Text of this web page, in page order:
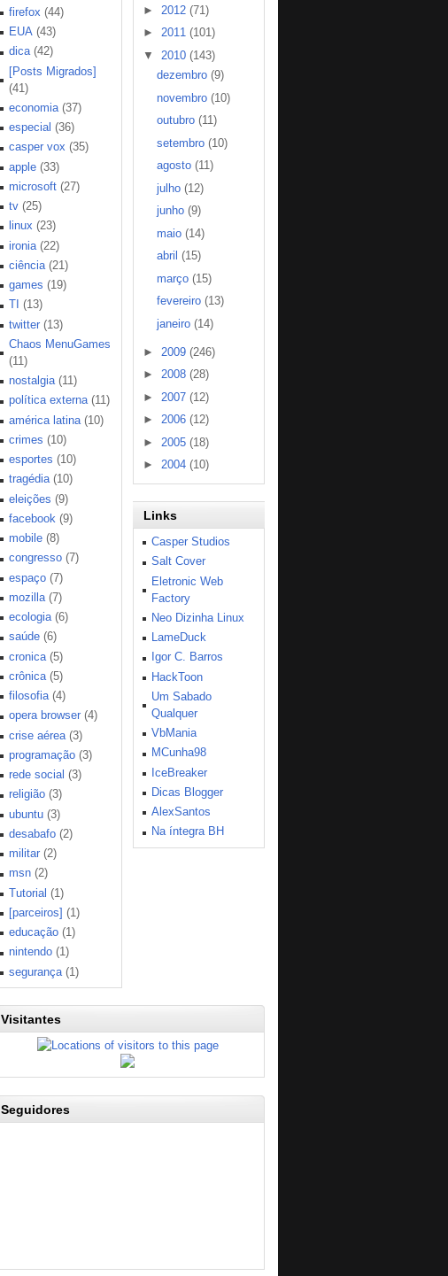
firefox (44)
EUA (43)
dica (42)
[Posts Migrados]
(41)
economia (37)
especial (36)
casper vox (35)
apple (33)
microsoft (27)
tv (25)
linux (23)
ironia (22)
ciência (21)
games (19)
TI (13)
twitter (13)
Chaos MenuGames
(11)
nostalgia (11)
política externa (11)
américa latina (10)
crimes (10)
esportes (10)
tragédia (10)
eleições (9)
facebook (9)
mobile (8)
congresso (7)
espaço (7)
mozilla (7)
ecologia (6)
saúde (6)
cronica (5)
crônica (5)
filosofia (4)
opera browser (4)
crise aérea (3)
programação (3)
rede social (3)
religião (3)
ubuntu (3)
desabafo (2)
militar (2)
msn (2)
Tutorial (1)
[parceiros] (1)
educação (1)
nintendo (1)
segurança (1)
► 2012(71)
►2011(101)
▼
2010(143)
dezembro (9)
novembro (10)
outubro (11)
setembro (10)
agosto (11)
julho (12)
junho (9)
maio (14)
abril (15)
março (15)
fevereiro (13)
janeiro (14)
► 2009(246)
►2008(28)
► 2007(12)
►2006(12)
► 2005(18)
►2004(10)
Links
Casper Studios
Salt Cover
Eletronic Web
Factory
Neo Dizinha Linux
LameDuck
Igor C. Barros
HackToon
Um Sabado
Qualquer
VbMania
MCunha98
IceBreaker
Dicas Blogger
AlexSantos
Na íntegra BH
Visitantes
Seguidores